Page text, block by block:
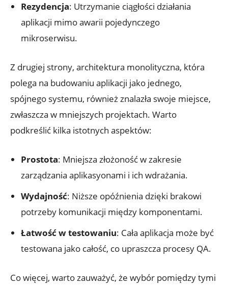
Rezydencja: ‍Utrzymanie ciągłości ‍działania
⁢aplikacji⁢ mimo awarii pojedynczego
mikroserwisu.
Z drugiej‍ strony, architektura⁣ monolityczna, która
polega⁤ na budowaniu aplikacji jako jednego,​
spójnego systemu, również znalazła swoje miejsce,
zwłaszcza w mniejszych projektach. Warto
podkreślić kilka istotnych aspektów:
Prostota: Mniejsza⁤ złożoność​ w‍ zakresie
zarządzania aplikasyonami‍ i ich wdrażania.
Wydajność:⁣ Niższe opóźnienia‌ dzięki brakowi
⁣potrzeby komunikacji między komponentami.
Łatwość‍ w testowaniu: Cała aplikacja może być
testowana ​jako ⁣całość, co upraszcza procesy QA.
Co więcej, warto zauważyć, że⁢ wybór pomiędzy tymi